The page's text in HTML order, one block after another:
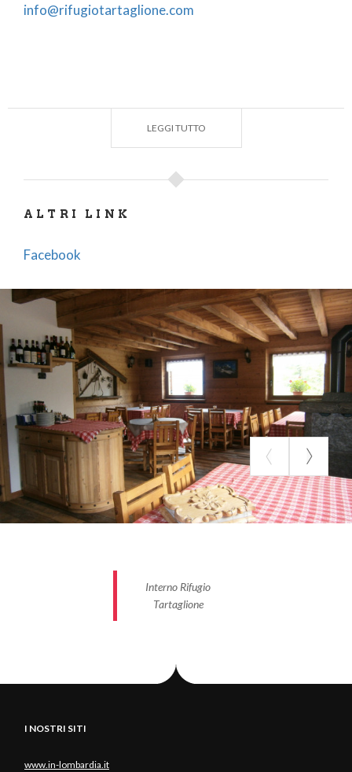
info@rifugiotartaglione.com
LEGGI TUTTO
ALTRI LINK
Facebook
Interno Rifugio
Tartaglione
I NOSTRI SITI
www.in-lombardia.it